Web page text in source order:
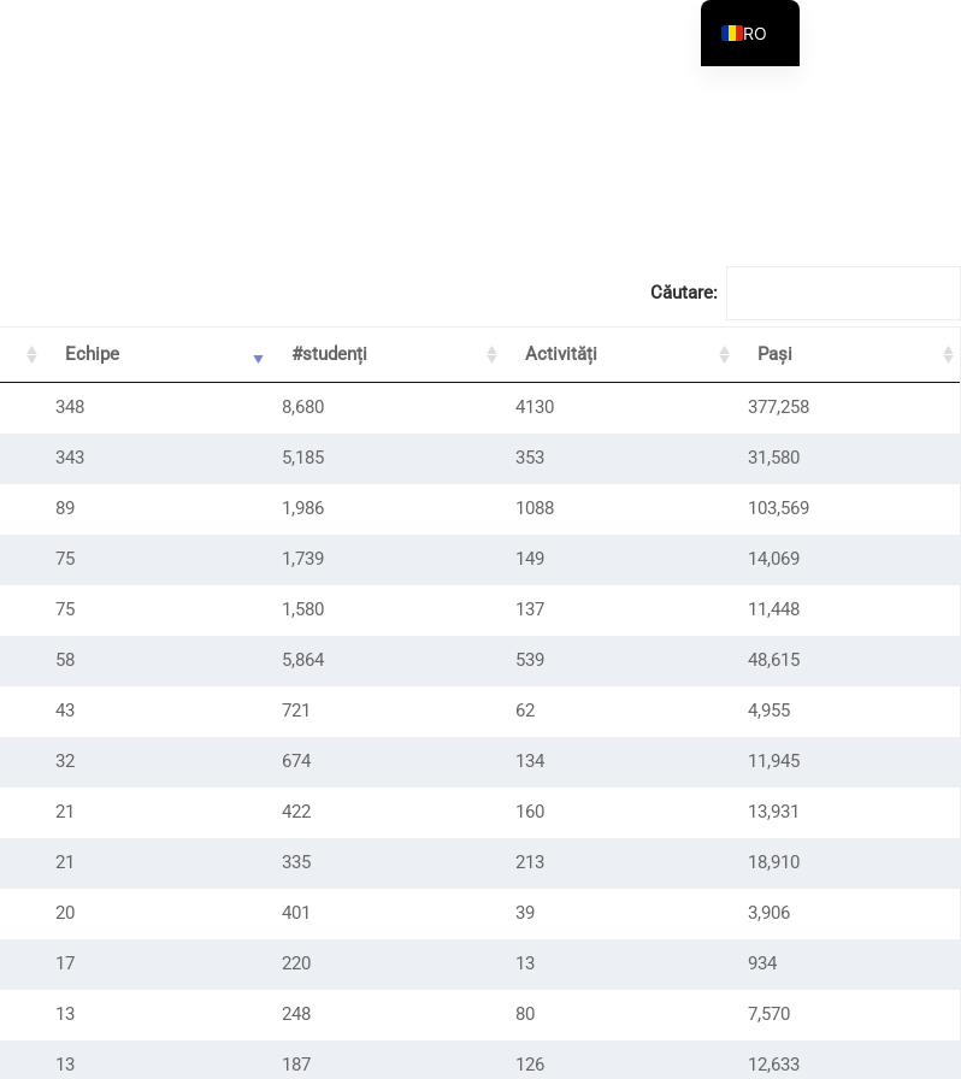
Căutare:
Echipe #studenți Activități Pași
348 8,680 4130 377,258
343 5,185 353 31,580
89 1,986 1088 103,569
75 1,739 149 14,069
75 1,580 137 11,448
58 5,864 539 48,615
43 721 62 4,955
32 674 134 11,945
21 422 160 13,931
21 335 213 18,910
20 401 39 3,906
17 220 13 934
13 248 80 7,570
13 187 126 12,633
RO